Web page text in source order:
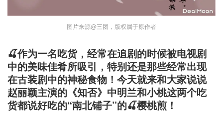
图片来源@三团，版权属于原作者
🍒作为一名吃货，经常在追剧的时候被电视剧
中的美味佳肴所吸引，特别还是那些经常出现
在古装剧中的神秘食物！今天就来和大家说说
赵丽颖主演的《知否》中明兰和小桃这两个吃
货都说好吃的“南北铺子”的🍒樱桃煎！